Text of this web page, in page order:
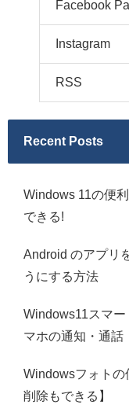
Facebook
Instagram
RSS
Recent Posts
Windows 11の便
できる!
Android のアプリ
うにする方法
Windows11スマ
マホの通知・通話
Windowsフォトの
削除もできる】